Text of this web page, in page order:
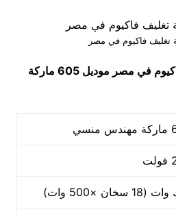
تغليف فاكيوم في مصر
في مصر
موديل 605 ماركة